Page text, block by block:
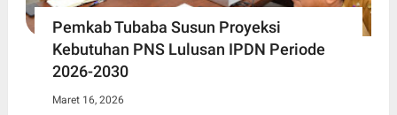
Pemkab Tubaba Susun Proyeksi
Kebutuhan PNS Lulusan IPDN Periode
2026-2030
Maret 16, 2026